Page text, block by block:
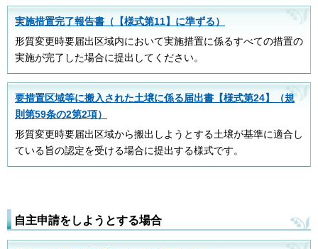
実施措置完了報告書（【様式第11】に準ずる）
形質変更時要届出区域内において実施措置に係るすべての措置の
実施が完了した場合に提出してください。
要措置区域等に搬入された土壌に係る届出書【様式第24】（規
則第59条の2第2項）
形質変更時要届出区域から搬出しようとする土壌が基準に適合し
ている旨の認定を受ける場合に提出する様式です。
自主申請をしようとする場合